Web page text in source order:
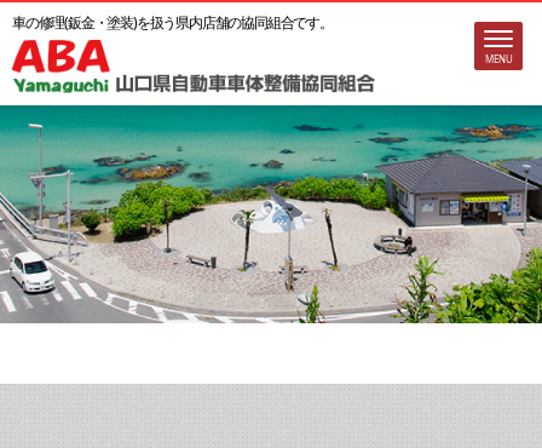
車の修理(鈑金・塗装)を扱う県内店舗の協同組合です。
MENU